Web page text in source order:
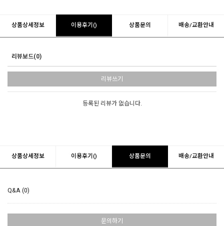
상품상세정보 이용후기() 상품문의 배송/교환안내
리뷰보드(0)
리뷰쓰기
등록된 리뷰가 없습니다.
상품상세정보 이용후기() 상품문의 배송/교환안내
Q&A (0)
문의하기